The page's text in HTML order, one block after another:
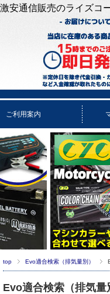
安通信販売のライズコ
ご利用案内
top Evo適合検索（排気量別）
Evo適合検索（排気量